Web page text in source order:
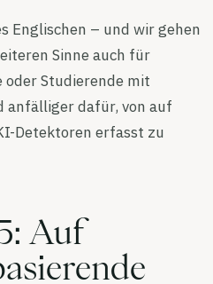
Englischen – und wir gehen
Sinne auch für
oder Studierende mit
anfälliger dafür, von auf
Detektoren erfasst zu
Auf